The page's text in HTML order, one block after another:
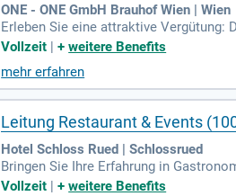
ONE - ONE GmbH Brauhof Wien | Wien
Erleben Sie eine attraktive Vergütung:
Überstunden und Feiertage werden
Vollzeit |+weitere Benefits
mehr erfahren
Leitung Restaurant & Events
Hotel Schloss Rued | Schlossrued
Bringen Sie Ihre Erfahrung in
mpetenz mitbringen, freuen wir uns
Vollzeit |+weitere Benefits